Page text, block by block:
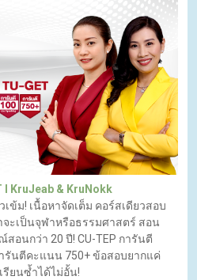
l KruJeab & KruNokk
เข้ม! เนื้อหาจัดเต็ม คอร์สเดียวสอบ
ะเป็นจุฬาหรือธรรมศาสตร์ สอน
อนกว่า 20 ปี! CU-TEP การันตี
รันตีคะแนน 750+ ข้อสอบยากแค่
ยนซ้ำได้ไม่อั้น!